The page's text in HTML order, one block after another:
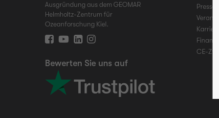
Ausgründung aus dem GEOMAR
Helmholtz-Zentrum für
Ozeanforschung Kiel.
Bewerten Sie uns auf
Presse
Karriere
CE-